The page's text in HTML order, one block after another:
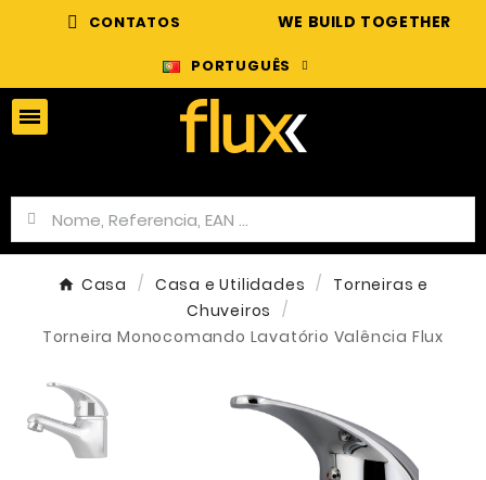
CONTATOS WE BUILD TOGETHER
PORTUGUÊS
Casa Casa e Utilidades
Torneiras e
Chuveiros
Torneira Monocomando Lavatório Valência Flux